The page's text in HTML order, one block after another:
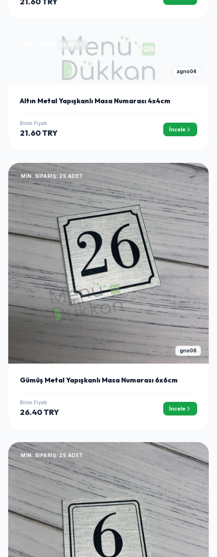
MIN. SIPARIŞ: 25 ADET
agno04
Altın Metal Yapışkanlı Masa Numarası 4x4cm
Birim Fiyatı
21.60 TRY İncele
MIN. SIPARIŞ: 25 ADET
gno06
Gümüş Metal Yapışkanlı Masa Numarası 6x6cm
Birim Fiyatı
26.40 TRY İncele
MIN. SIPARIŞ: 25 ADET